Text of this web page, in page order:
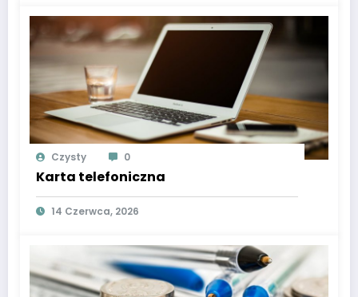
Czysty 0
Karta telefoniczna
14 Czerwca, 2026